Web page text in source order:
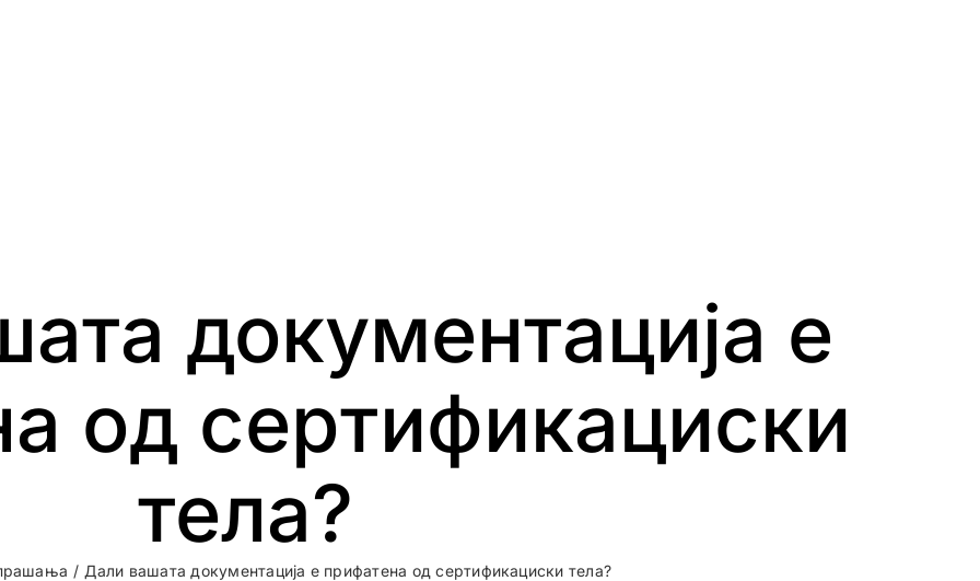
документација е
од сертификациски
тела?
Дали вашата документација е прифатена од сертификациски тела?